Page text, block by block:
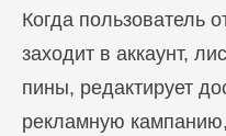
Когда пользователь
заходит в аккаунт,
пины, редактирует
рекламную